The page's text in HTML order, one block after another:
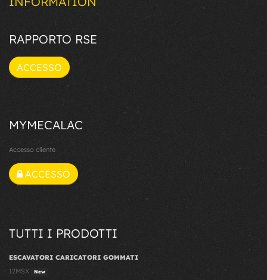
RAPPORTO RSE
ACCESSO
MYMECALAC
Accesso cliente
ACCESSO
TUTTI I PRODOTTI
ESCAVATORI CARICATORI GOMMATI
12MSX
New